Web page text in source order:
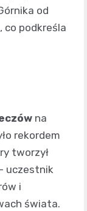
od
co podkreśla
na
rekordem
tworzył
uczestnik
i
świata.